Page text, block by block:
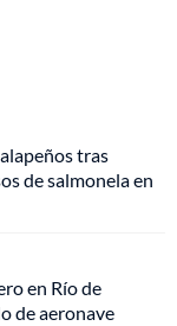
tras
de salmonela en
en Río de
de aeronave